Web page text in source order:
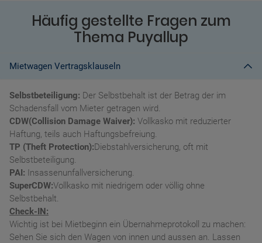
Häufig gestellte Fragen zum
Thema Puyallup
Mietwagen Vertragsklauseln
Selbstbeteiligung: Der Selbstbehalt ist der Betrag der im
Schadensfall vom Mieter getragen wird.
CDW(Collision Damage Waiver): Vollkasko mit reduzierter
Haftung, teils auch Haftungsbefreiung.
TP (Theft Protection):Diebstahlversicherung, oft mit
Selbstbeteiligung.
PAI: Insassenunfallversicherung.
SuperCDW:Vollkasko mit niedrigem oder völlig ohne
Selbstbehalt.
Check-IN:
Wichtig ist bei Mietbeginn ein Übernahmeprotokoll zu machen:
Sehen Sie sich den Wagen von innen und aussen an. Lassen